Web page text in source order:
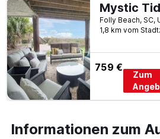
Mystic
Folly Beach, SC,
1,8 km vom
759 €
Zum
Informationen zum